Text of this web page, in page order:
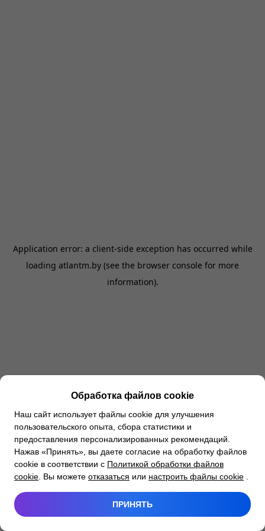
Application error: a client-side exception has occurred while
loading atlantm.by (see the browser console for more
information).
Обработка файлов cookie
Наш сайт использует файлы cookie для улучшения
пользовательского опыта, сбора статистики и
предоставления персонализированных рекомендаций.
Нажав «Принять», вы даете согласие на обработку файлов
cookie в соответствии с Политикой обработки файлов
cookie . Вы можете отказаться или настроить файлы cookie
ПРИНЯТЬ